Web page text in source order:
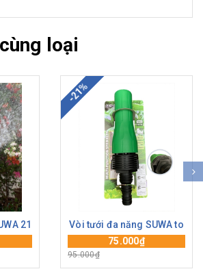
loại
21
-21%
Vòi tưới đa năng SUWA to
75.000₫
95.000₫